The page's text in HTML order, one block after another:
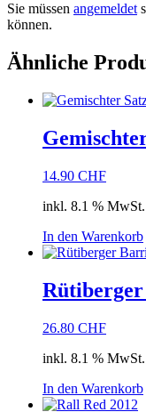
Sie müssen angemeldet
können.
Ähnliche
14.90 CHF
inkl. 8.1 % MwSt.
In den Warenkorb
26.80 CHF
inkl. 8.1 % MwSt.
In den Warenkorb